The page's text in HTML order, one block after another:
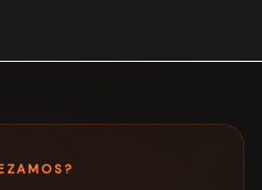
y clínicas o servicios